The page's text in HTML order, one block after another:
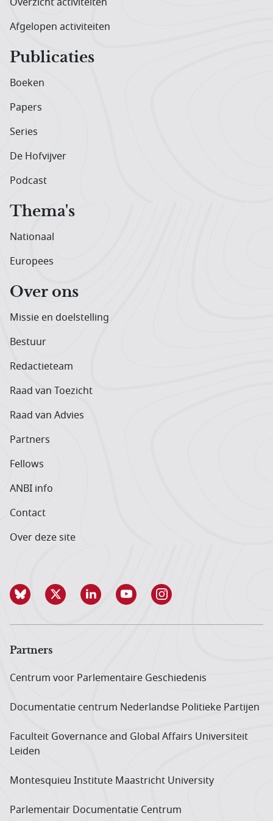
Afgelopen activiteiten
Publicaties
Boeken
Papers
Series
De Hofvijver
Podcast
Thema's
Nationaal
Europees
Over ons
Missie en doelstelling
Bestuur
Redactieteam
Raad van Toezicht
Raad van Advies
Partners
Fellows
ANBI info
Contact
Over deze site
Partners
Centrum voor Parlementaire Geschiedenis
Documentatie centrum Neder­landse Politieke Partijen
Faculteit Governance and Global Affairs Universiteit
Leiden
Montesquieu Institute Maastricht University
Parlementair Documentatie Centrum